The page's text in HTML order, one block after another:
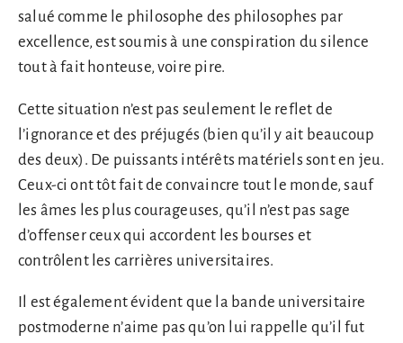
salué comme le philosophe des philosophes par
excellence, est soumis à une conspiration du silence
tout à fait honteuse, voire pire.
Cette situation n’est pas seulement le reflet de
l’ignorance et des préjugés (bien qu’il y ait beaucoup
des deux). De puissants intérêts matériels sont en jeu.
Ceux-ci ont tôt fait de convaincre tout le monde, sauf
les âmes les plus courageuses, qu’il n’est pas sage
d’offenser ceux qui accordent les bourses et
contrôlent les carrières universitaires.
Il est également évident que la bande universitaire
postmoderne n’aime pas qu’on lui rappelle qu’il fut